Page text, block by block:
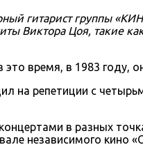
гитарист группы
Виктора Цоя, такие
это время, в 1983 году,
на репетиции с
в разных
независимого кино